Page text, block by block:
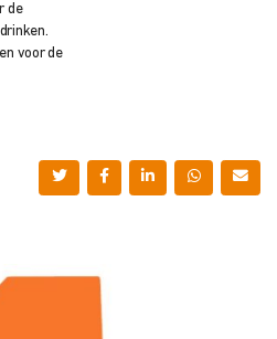
de
voor de